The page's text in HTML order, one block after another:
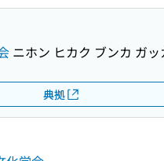
ニホン ヒカク ブンカ ガッ
典拠